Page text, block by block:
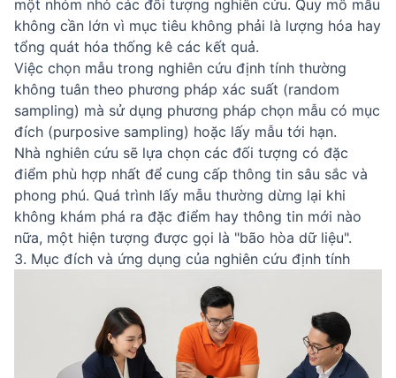
một nhóm nhỏ các đối tượng nghiên cứu. Quy mô mẫu
không cần lớn vì mục tiêu không phải là lượng hóa hay
tổng quát hóa thống kê các kết quả.
Việc chọn mẫu trong nghiên cứu định tính thường
không tuân theo phương pháp xác suất (random
sampling) mà sử dụng phương pháp chọn mẫu có mục
đích (purposive sampling) hoặc lấy mẫu tới hạn.
Nhà nghiên cứu sẽ lựa chọn các đối tượng có đặc
điểm phù hợp nhất để cung cấp thông tin sâu sắc và
phong phú. Quá trình lấy mẫu thường dừng lại khi
không khám phá ra đặc điểm hay thông tin mới nào
nữa, một hiện tượng được gọi là "bão hòa dữ liệu".
3. Mục đích và ứng dụng của nghiên cứu định tính